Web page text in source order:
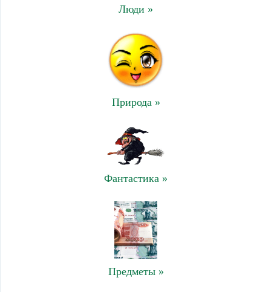
Люди »
Природа »
Фантастика »
Предметы »